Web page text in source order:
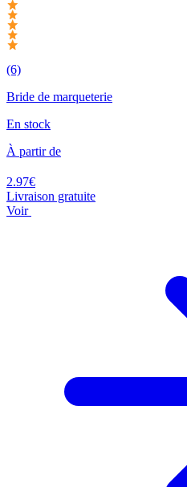
(6)
Bride de marqueterie
En stock
À partir de
2.97€
Livraison gratuite
Voir